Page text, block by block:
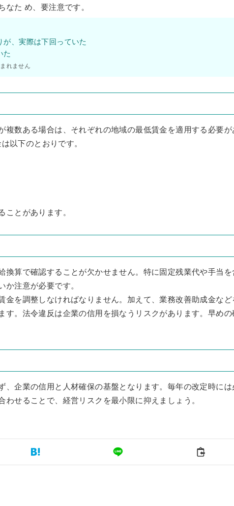
た め、要注意です。
、実際は下回っていた
た
れません
複数ある場合は、それぞれの地域の最低賃金を適用する必要
以下のとおりです。
とがあります。
換算で確認することが欠かせません。特に固定残業代や手当
注意が必要です。
金を調整しなければなりません。加えて、業務改善助成金な
す。法令違反は企業の信用を損なうリスクがあります。早め
、企業の信用と人材確保の基盤となります。毎年の改定時に
せることで、経営リスクを最小限に抑えましょう。